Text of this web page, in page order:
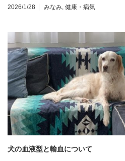
2026/1/28 みなみ, 健康・病気
犬の血液型と輸血について